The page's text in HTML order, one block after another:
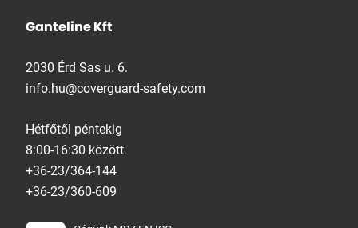
Ganteline Kft
2030 Érd Sas u. 6.
info.hu@coverguard-safety.com
Hétfőtől péntekig
8:00-16:30 között
+36-23/364-144
+36-23/360-609